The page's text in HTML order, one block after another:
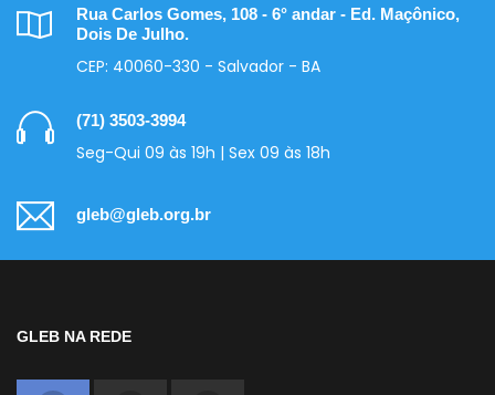
Rua Carlos Gomes, 108 - 6° andar - Ed. Maçônico,
Dois De Julho.
CEP: 40060-330 - Salvador - BA
(71) 3503-3994
Seg-Qui 09 às 19h | Sex 09 às 18h
gleb@gleb.org.br
GLEB NA REDE